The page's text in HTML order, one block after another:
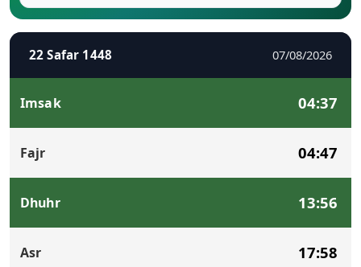
Comment
22 Safar 1448 07/08/2026
Imsak 04:37
Fajr 04:47
Dhuhr 13:56
Asr 17:58